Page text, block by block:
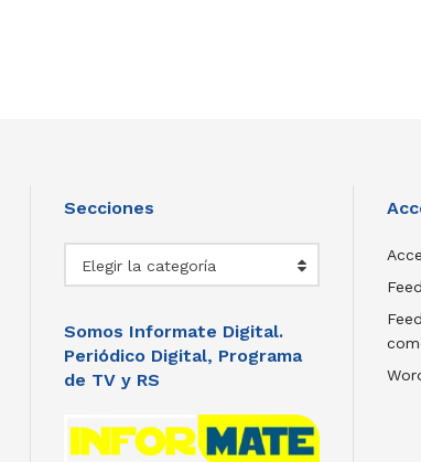
Secciones
Elegir la categoría
Somos Informate Digital.
Periódico Digital, Programa
de TV y RS